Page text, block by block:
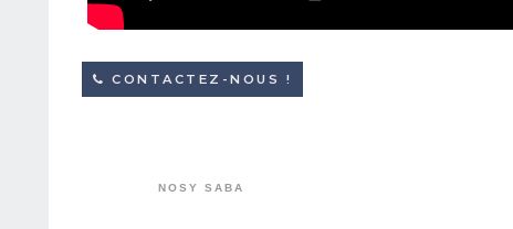
CONTACTEZ-NOUS !
NOSY SABA